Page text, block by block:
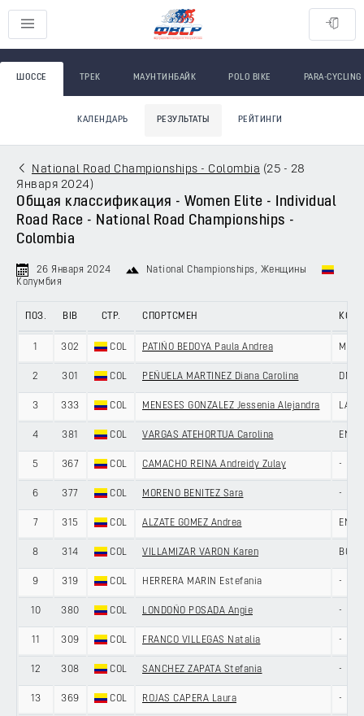
ШОССЕ ТРЕК МАУНТИНБАЙК POLO BIKE PARA-CYCLING
КАЛЕНДАРЬ РЕЗУЛЬТАТЫ РЕЙТИНГИ
National Road Championships - Colombia (25 - 28
Января 2024 )
Общая классификация - Women Elite - Individual
Road Race - National Road Championships -
Colombia
26 Января 2024 National Championships , Женщины
Колумбия
ПОЗ. BIB СТР. СПОРТСМЕН
1 302 COL PATIÑO BEDOYA Paula Andrea
2 301 COL PEÑUELA MARTINEZ Diana Carolina DNA
3 333 COL MENESES GONZALEZ Jessenia Alejandra
4 381 COL VARGAS ATEHORTUA Carolina
5 367 COL CAMACHO REINA Andreidy Zulay -
6 377 COL MORENO BENITEZ Sara -
7 315 COL ALZATE GOMEZ Andrea
8 314 COL VILLAMIZAR VARON Karen
9 319 COL HERRERA MARIN Estefania -
10 380 COL LONDOÑO POSADA Angie -
11 309 COL FRANCO VILLEGAS Natalia -
12 308 COL SANCHEZ ZAPATA Stefania -
13 369 COL ROJAS CAPERA Laura -